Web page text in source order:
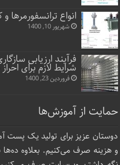
انواع ترانسفورمرها و
شهریور 10, 1400
فرآیند ارزیابی
شرایط لازم برای
فروردین 23, 1400
حمایت از آموزش‌ها
دوستان عزیز برای تولید یک
و هزینه صرف می‌کنیم. بعلاوه ده‌ها